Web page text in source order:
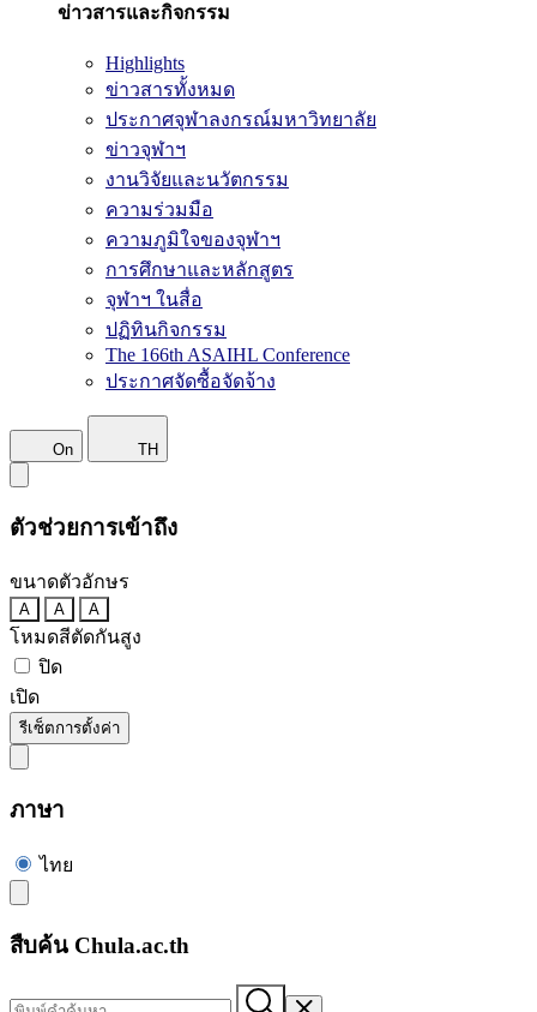
ข่าวสารและกิจกรรม
Highlights
ข่าวสารทั้งหมด
ประกาศจุฬาลงกรณ์มหาวิทยาลัย
ข่าวจุฬาฯ
งานวิจัยและนวัตกรรม
ความร่วมมือ
ความภูมิใจของจุฬาฯ
การศึกษาและหลักสูตร
จุฬาฯ ในสื่อ
ปฏิทินกิจกรรม
The 166th ASAIHL Conference
ประกาศจัดซื้อจัดจ้าง
On TH
ตัวช่วยการเข้าถึง
ขนาดตัวอักษร
A A A
โหมดสีตัดกันสูง
ปิด
เปิด
รีเซ็ตการตั้งค่า
ภาษา
ไทย
สืบค้น Chula.ac.th